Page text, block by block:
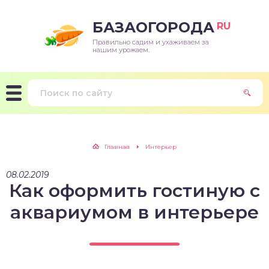
БАЗАОГОРОДА RU
Правильно садим и ухаживаем за
нашим урожаем.
Главная Интерьер
08.02.2019
Как оформить гостиную с
аквариумом в интерьере